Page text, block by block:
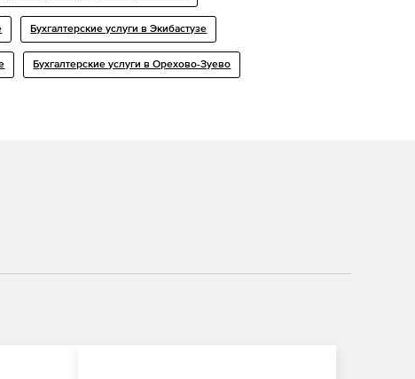
Бухгалтерские услуги в Экибастузе
Бухгалтерские услуги в Орехово-Зуево